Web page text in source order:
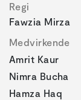
Regi
Fawzia Mirza
Medvirkende
Amrit Kaur
Nimra Bucha
Hamza Haq